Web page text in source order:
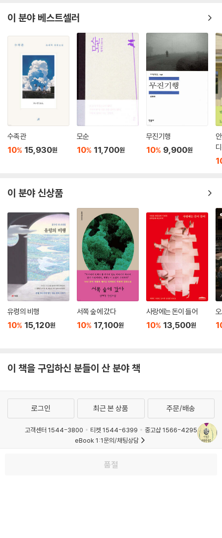
이 분야 베스트셀러
수족관
10% 15,930원
모순
10% 11,700원
무진기행
10% 9,900원
이 분야 신상품
유령의 비행
10% 15,120원
서쪽 숲에 갔다
10% 17,100원
사랑에는 돈이 들어
10% 13,500원
이 책을 구입하신 분들이 산 분야 책
품절
로그인 최근 본 상품 주문/배송
고객센터 1544-3800 티켓 1544-6399
중고샵 1566-4295
eBook 1:1문의/채팅상담
개인정보처리방침